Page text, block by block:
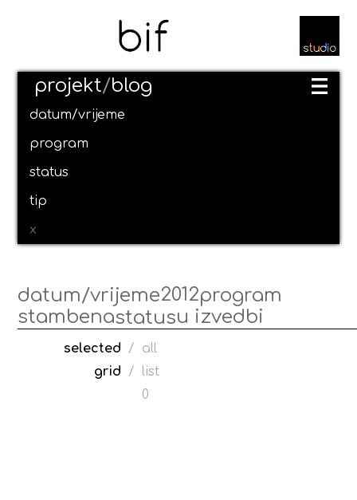
projekt/blog
datum/vrijeme
program
status
tip
x
datum/vrijeme2012program
stambenastatusu izvedbi
selected /
all
grid
/
list
0